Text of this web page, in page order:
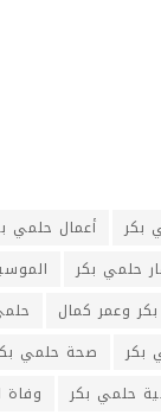
بكر أعمال حلمي
حلمي بكر
وعمر كمال
بكر
صحة حلمي
حلمي بكر
وفاة